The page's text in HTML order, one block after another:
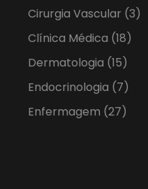
Cirurgia Vascular (3)
Clínica Médica (18)
Dermatologia (15)
Endocrinologia (7)
Enfermagem (27)